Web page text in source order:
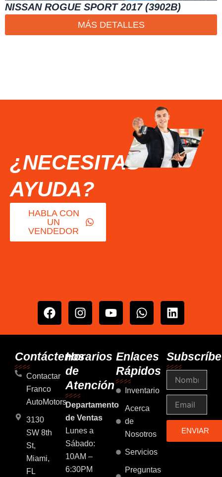
NISSAN ROGUE SPORT 2017 (3902B)
MÁS DETALLES
¿NECESITAS
AYUDA?
HABLA CON
UN
VENDEDOR
F
a
b
o
k
I
n
a
a
m
Y
o
u
e
W
h
s
a
p
p
L
i
e
d
n
Contáctenos
Contactar
Franco
AutoMotors
3130
SW 8th
St,
Miami,
FL
Horarios
de
Atención
Departamento
de Ventas
Lunes a
Sábado:
10AM –
6:30PM
Enlaces
Rápidos
Inventario
Acerca
de
Nosotros
Servicios
Preguntas
ENVIAR